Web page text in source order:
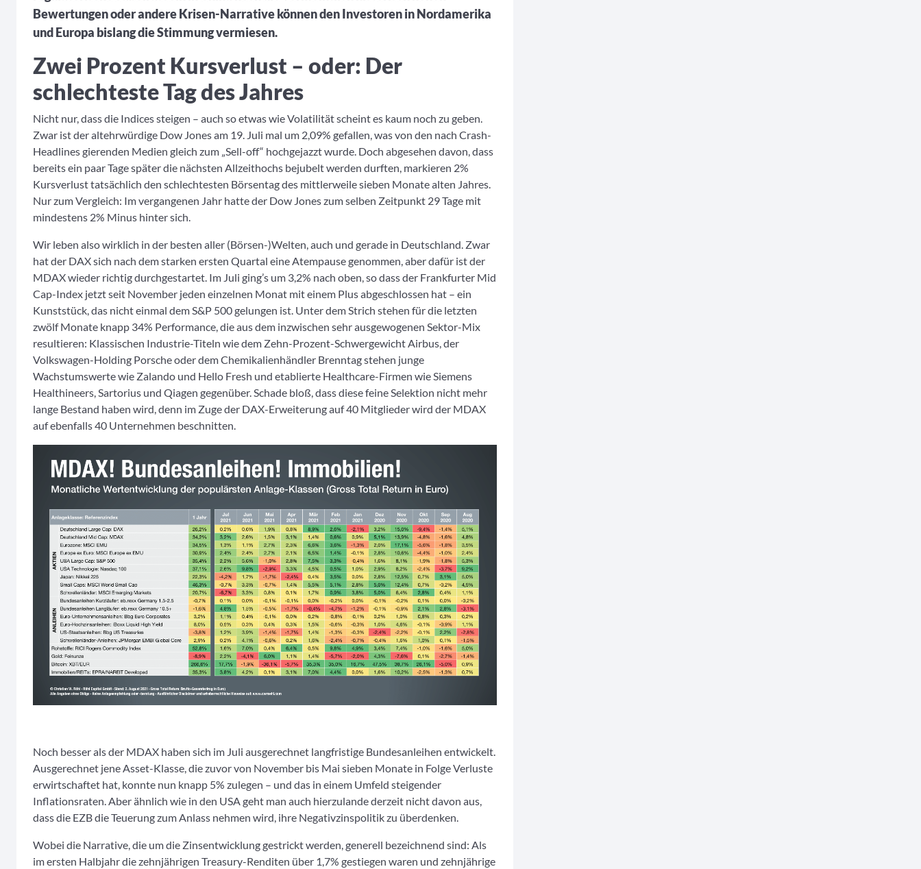
Bewertungen oder andere Krisen-Narrative können den Investoren in Nordamerika
und Europa bislang die Stimmung vermiesen.
Zwei Prozent Kursverlust – oder: Der
schlechteste Tag des Jahres
Nicht nur, dass die Indices steigen – auch so etwas wie Volatilität scheint es kaum noch zu geben.
Zwar ist der altehrwürdige Dow Jones am 19. Juli mal um 2,09% gefallen, was von den nach Crash-
Headlines gierenden Medien gleich zum „Sell-off“ hochgejazzt wurde. Doch abgesehen davon, dass
bereits ein paar Tage später die nächsten Allzeithochs bejubelt werden durften, markieren 2%
Kursverlust tatsächlich den schlechtesten Börsentag des mittlerweile sieben Monate alten Jahres.
Nur zum Vergleich: Im vergangenen Jahr hatte der Dow Jones zum selben Zeitpunkt 29 Tage mit
mindestens 2% Minus hinter sich.
Wir leben also wirklich in der besten aller (Börsen-)Welten, auch und gerade in Deutschland. Zwar
hat der DAX sich nach dem starken ersten Quartal eine Atempause genommen, aber dafür ist der
MDAX wieder richtig durchgestartet. Im Juli ging’s um 3,2% nach oben, so dass der Frankfurter Mid
Cap-Index jetzt seit November jeden einzelnen Monat mit einem Plus abgeschlossen hat – ein
Kunststück, das nicht einmal dem S&P 500 gelungen ist. Unter dem Strich stehen für die letzten
zwölf Monate knapp 34% Performance, die aus dem inzwischen sehr ausgewogenen Sektor-Mix
resultieren: Klassischen Industrie-Titeln wie dem Zehn-Prozent-Schwergewicht Airbus, der
Volkswagen-Holding Porsche oder dem Chemikalienhändler Brenntag stehen junge
Wachstumswerte wie Zalando und Hello Fresh und etablierte Healthcare-Firmen wie Siemens
Healthineers, Sartorius und Qiagen gegenüber. Schade bloß, dass diese feine Selektion nicht mehr
lange Bestand haben wird, denn im Zuge der DAX-Erweiterung auf 40 Mitglieder wird der MDAX
auf ebenfalls 40 Unternehmen beschnitten.
Noch besser als der MDAX haben sich im Juli ausgerechnet langfristige Bundesanleihen entwickelt.
Ausgerechnet jene Asset-Klasse, die zuvor von November bis Mai sieben Monate in Folge Verluste
erwirtschaftet hat, konnte nun knapp 5% zulegen – und das in einem Umfeld steigender
Inflationsraten. Aber ähnlich wie in den USA geht man auch hierzulande derzeit nicht davon aus,
dass die EZB die Teuerung zum Anlass nehmen wird, ihre Negativzinspolitik zu überdenken.
Wobei die Narrative, die um die Zinsentwicklung gestrickt werden, generell bezeichnend sind: Als
im ersten Halbjahr die zehnjährigen Treasury-Renditen über 1,7% gestiegen waren und zehnjährige